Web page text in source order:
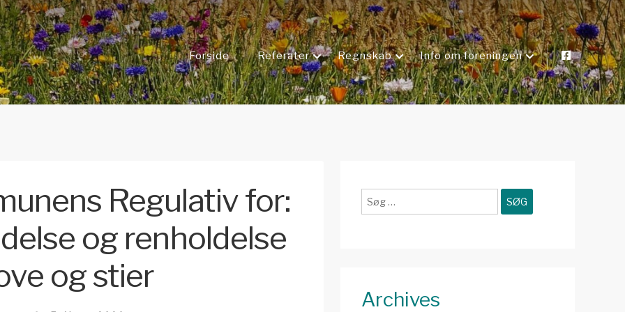
Forside Referater Regnskab Info om foreningen
Regulativ for:
og renholdelse
og stier
efter:
Archives